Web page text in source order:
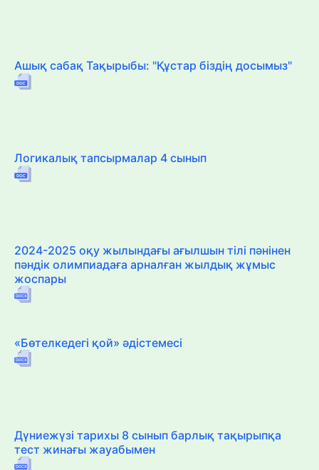
Ашық сабақ Тақырыбы: "Құстар біздің досымыз"
Логикалық тапсырмалар 4 сынып
2024-2025 оқу жылындағы ағылшын тілі пәнінен
пәндік олимпиадаға арналған жылдық жұмыс
жоспары
«Бөтелкедегі қой» әдістемесі
Дүниежүзі тарихы 8 сынып барлық тақырыпқа
тест жинағы жауабымен